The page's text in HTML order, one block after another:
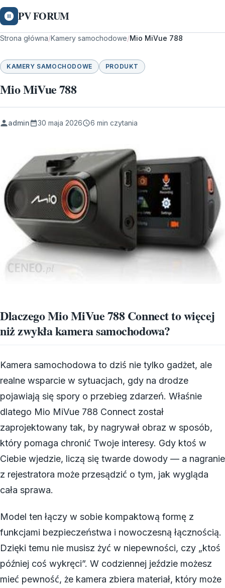
PV FORUM
Strona główna/Kamery samochodowe/Mio MiVue 788
KAMERY SAMOCHODOWE PRODUKT
Mio MiVue 788
admin 30 maja 2026 6 min czytania
Dlaczego Mio MiVue 788 Connect to więcej
niż zwykła kamera samochodowa?
Kamera samochodowa to dziś nie tylko gadżet, ale
realne wsparcie w sytuacjach, gdy na drodze
pojawiają się spory o przebieg zdarzeń. Właśnie
dlatego Mio MiVue 788 Connect został
zaprojektowany tak, by nagrywał obraz w sposób,
który pomaga chronić Twoje interesy. Gdy ktoś w
Ciebie wjedzie, liczą się twarde dowody — a nagranie
z rejestratora może przesądzić o tym, jak wygląda
cała sprawa.
Model ten łączy w sobie kompaktową formę z
funkcjami bezpieczeństwa i nowoczesną łącznością.
Dzięki temu nie musisz żyć w niepewności, czy „ktoś
później coś wykręci”. W codziennej jeździe możesz
mieć pewność, że kamera zbiera materiał, który może